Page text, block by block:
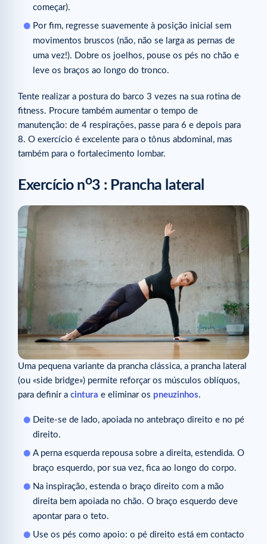
começar).
Por fim, regresse suavemente à posição inicial sem
movimentos bruscos (não, não se larga as pernas de
uma vez!). Dobre os joelhos, pouse os pés no chão e
leve os braços ao longo do tronco.
Tente realizar a postura do barco 3 vezes na sua rotina de
fitness. Procure também aumentar o tempo de
manutenção: de 4 respirações, passe para 6 e depois para
8. O exercício é excelente para o tônus abdominal, mas
também para o fortalecimento lombar.
Exercício no3 : Prancha lateral
Uma pequena variante da prancha clássica, a prancha lateral
(ou «side bridge») permite reforçar os músculos oblíquos,
para definir a cintura e eliminar os pneuzinhos.
Deite-se de lado, apoiada no antebraço direito e no pé
direito.
A perna esquerda repousa sobre a direita, estendida. O
braço esquerdo, por sua vez, fica ao longo do corpo.
Na inspiração, estenda o braço direito com a mão
direita bem apoiada no chão. O braço esquerdo deve
apontar para o teto.
Use os pés como apoio: o pé direito está em contacto